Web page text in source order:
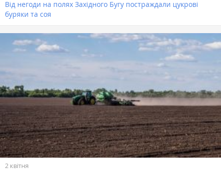
Від негоди на полях Західного Бугу постраждали цукрові
буряки та соя
2 квітня